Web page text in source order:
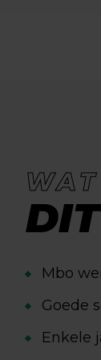
Mbo
Goede
Enkele